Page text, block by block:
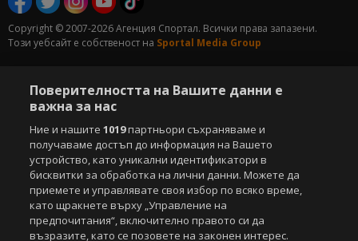
Copyright © 2007-2026 Агенция Спортал. Всички права запазени.
Този уебсайт е собственост на Sportal Media Group
Етични правила на НСС
Лични данни
Управление на предпочитания
Съдържанието на този уеб сайт и технологиите, използвани в него, са
под закрила на Закона за авторското право и сродните му права.
Всички статии, репортажи, интервюта и други текстови, графични и
видео материали, публикувани в сайта, са собственост на Агенция
Спортал, освен ако изрично е посочено друго. Допуска се
публикуване на текстови материали само след писмено съгласие на
Агенция Спортал, посочване на източника и добавяне на линк към
Поверителността на Вашите данни е
важна за нас
Ние и нашите1019партньори съхраняваме и
получаваме достъп до информация на Вашето
устройство, като уникални идентификатори в
бисквитки за обработка на лични данни. Можете да
приемете и управлявате своя избор по всяко време,
като щракнете върху „Управление на
предпочитания“, включително правото си да
възразите, като се позовете на законен интерес.